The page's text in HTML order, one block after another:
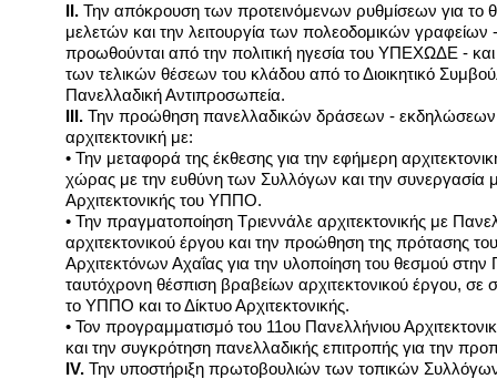
II. Την απόκρουση των προτεινόμενων ρυθμίσεων για το
μελετών και την λειτουργία των πολεοδομικών γραφείων
προωθούνται από την πολιτική ηγεσία του ΥΠΕΧΩΔΕ -
των τελικών θέσεων του κλάδου από το Διοικητικό
Πανελλαδική Αντιπροσωπεία.
III. Την προώθηση πανελλαδικών δράσεων - εκδηλώσεων
αρχιτεκτονική με:
• Την μεταφορά της έκθεσης για την εφήμερη
χώρας με την ευθύνη των Συλλόγων και την συνεργασία
Αρχιτεκτονικής του ΥΠΠΟ.
• Την πραγματοποίηση Τριεννάλε αρχιτεκτονικής με
αρχιτεκτονικού έργου και την προώθηση της πρότασης
Αρχιτεκτόνων Αχαΐας για την υλοποίηση του θεσμού
ταυτόχρονη θέσπιση βραβείων αρχιτεκτονικού έργου, σε
το ΥΠΠΟ και το Δίκτυο Αρχιτεκτονικής.
• Τον προγραμματισμό του 11ου Πανελλήνιου
και την συγκρότηση πανελλαδικής επιτροπής για την
IV. Την υποστήριξη πρωτοβουλιών των τοπικών